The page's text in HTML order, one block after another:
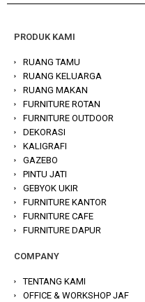
PRODUK KAMI
RUANG TAMU
RUANG KELUARGA
RUANG MAKAN
FURNITURE ROTAN
FURNITURE OUTDOOR
DEKORASI
KALIGRAFI
GAZEBO
PINTU JATI
GEBYOK UKIR
FURNITURE KANTOR
FURNITURE CAFE
FURNITURE DAPUR
COMPANY
TENTANG KAMI
OFFICE & WORKSHOP JAF